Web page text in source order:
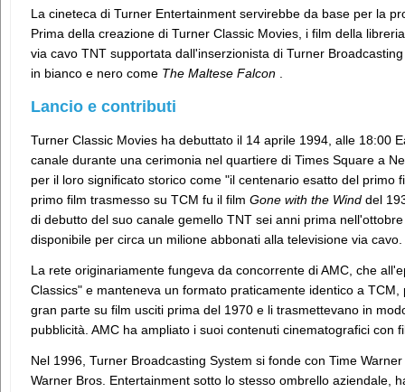
La cineteca di Turner Entertainment servirebbe da base per la
Prima della creazione di Turner Classic Movies, i film della
via cavo TNT supportata dall'inserzionista di Turner
in bianco e nero come The Maltese Falcon
Lancio e contributi
Turner Classic Movies ha debuttato il 14 aprile 1994, alle 18:00
canale durante una cerimonia nel quartiere di Times Square a
per il loro significato storico come "il centenario esatto del primo
primo film trasmesso su TCM fu il film Gone with the Wind del
di debutto del suo canale gemello TNT sei anni prima
disponibile per circa un milione abbonati alla televisione via cavo.
La rete originariamente fungeva da concorrente di AMC, che
Classics" e manteneva un formato praticamente identico a
gran parte su film usciti prima del 1970 e li trasmettevano in
pubblicità. AMC ha ampliato i suoi contenuti cinematografici con
Nel 1996, Turner Broadcasting System si fonde con Time
Warner Bros. Entertainment sotto lo stesso ombrello aziendale,